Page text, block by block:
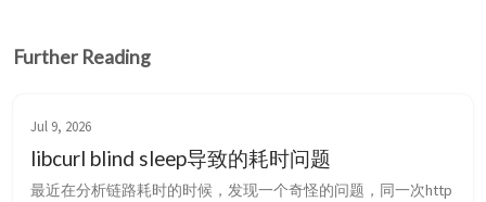
Further Reading
Jul 9, 2026
libcurl blind sleep导致的耗时问题
最近在分析链路耗时的时候，发现一个奇怪的问题，同一次http